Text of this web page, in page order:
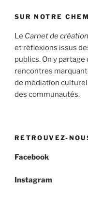
SUR NOTRE
Le Carnet de création
et réflexions issus
publics. On y
rencontres
de médiation
des communautés.
RETROUVEZ-
Facebook
Instagram